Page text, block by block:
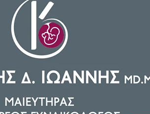
16 Ιουλίου
σύμφωνα με
η νεαρή
οδηγεί Ι.Χ.
δρόμο.
εκτός του